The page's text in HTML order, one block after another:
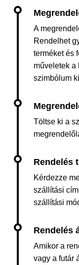
A
Rendelhet
terméket és
műveletek a
szimbólum
Töltse ki a
Kérdezze
szállítási
szállítási
Amikor a
vagy a futár